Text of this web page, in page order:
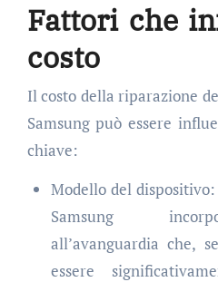
Fattori che
costo
Il costo della riparazione
Samsung può essere
chiave:
Modello del
Samsung
all’avanguardia che,
essere